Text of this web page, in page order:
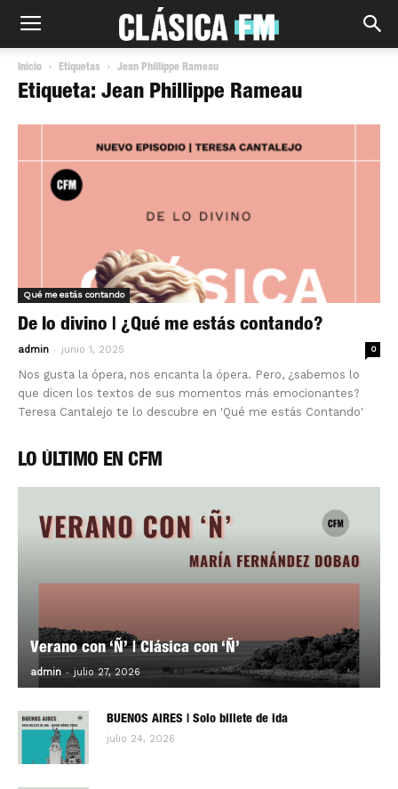
Inicio Etiquetas Jean Phillippe Rameau
Etiqueta: Jean Phillippe Rameau
Qué me estás contando
De lo divino | ¿Qué me estás contando?
admin - junio 1, 2025 0
Nos gusta la ópera, nos encanta la ópera. Pero, ¿sabemos lo
que dicen los textos de sus momentos más emocionantes?
Teresa Cantalejo te lo descubre en 'Qué me estás Contando'
LO ÚLTIMO EN CFM
Verano con ‘Ñ’ | Clásica con ‘Ñ’
admin - julio 27, 2026 0
BUENOS AIRES | Solo billete de ida
julio 24, 2026